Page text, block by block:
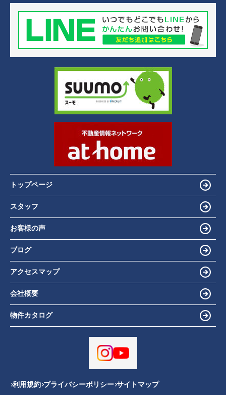
トップページ
スタッフ
お客様の声
ブログ
アクセスマップ
会社概要
物件カタログ
利用規約 プライバシーポリシー サイトマップ